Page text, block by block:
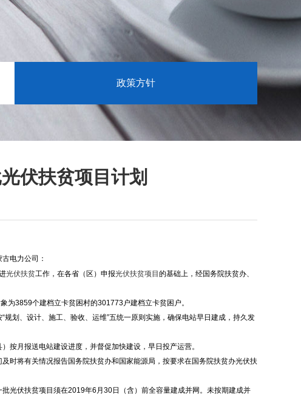
政策方针
伏扶贫项目计划
电力公司：
光伏扶贫工作，在各省（区）申报光伏扶贫项目的基础上，经国务院扶贫办、
3859个建档立卡贫困村的301773户建档立卡贫困户。
划、设计、施工、验收、运维”五统一原则实施，确保电站早日建成，持久发
按月报送电站建设进度，并督促加快建设，早日投产运营。
时将有关情况报告国务院扶贫办和国家能源局，按要求在国务院扶贫办光伏扶
光伏扶贫项目须在2019年6月30日（含）前全容量建成并网。未按期建成并